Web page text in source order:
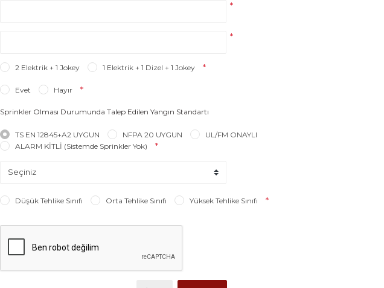
*
*
2 Elektrik + 1 Jokey 1 Elektrik + 1 Dizel + 1 Jokey *
Evet Hayır *
Sprinkler Olması Durumunda Talep Edilen Yangın Standartı
TS EN 12845+A2 UYGUN NFPA 20 UYGUN
UL/FM ONAYLI
ALARM KİTLİ (Sistemde Sprinkler Yok)
*
Düşük Tehlike Sınıfı Orta Tehlike Sınıfı Yüksek Tehlike Sınıfı *